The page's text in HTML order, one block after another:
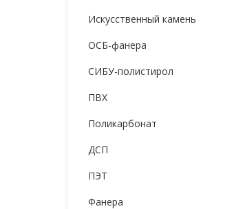
Искусственный камень
ОСБ-фанера
СИБУ-полистирол
ПВХ
Поликарбонат
ДСП
ПЭТ
Фанера